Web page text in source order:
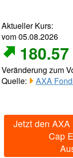
Aktueller Kurs:
vom 05.08.2026
Veränderung zum
Quelle:
AXA
Jetzt den AXA
Cap